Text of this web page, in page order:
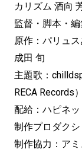
カリズム 酒向
監督・脚本・
原作：パリュ
成田 旬
主題歌：
RECA Records）
配給：ハピネ
制作プロダク
制作協力：ア